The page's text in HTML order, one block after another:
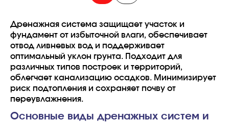
Дренажная система защищает участок и
фундамент от избыточной влаги, обеспечивает
отвод ливневых вод и поддерживает
оптимальный уклон грунта. Подходит для
различных типов построек и территорий,
облегчает канализацию осадков. Минимизирует
риск подтопления и сохраняет почву от
переувлажнения.
Основные виды дренажных систем и